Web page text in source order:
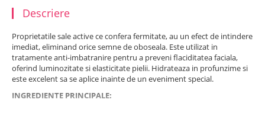
Descriere
Proprietatile sale active ce confera fermitate, au un efect de intindere
imediat, eliminand orice semne de oboseala. Este utilizat in
tratamente anti-imbatranire pentru a preveni flaciditatea faciala,
oferind luminozitate si elasticitate pielii. Hidrateaza in profunzime si
este excelent sa se aplice inainte de un eveniment special.
INGREDIENTE PRINCIPALE: